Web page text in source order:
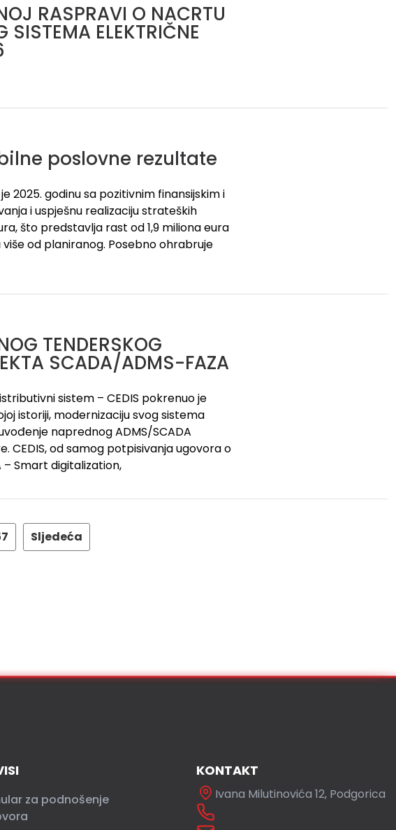
RASPRAVI O NACRTU
ELEKTRIČNE
poslovne rezultate
2025. godinu sa pozitivnim finansijskim i
i uspješnu realizaciju strateških
što predstavlja rast od 1,9 miliona eura
od planiranog. Posebno ohrabruje
TENDERSKOG
SCADA/ADMS-FAZA
sistem – CEDIS pokrenuo je
istoriji, modernizaciju svog sistema
naprednog ADMS/SCADA
od samog potpisivanja ugovora o
– Smart digitalization,
Sljedeća
za podnošenje
KONTAKT
Ivana Milutinovića 12, Podgorica